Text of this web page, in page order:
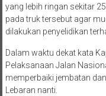
yang lebih ringan sekitar
pada truk tersebut agar
dilakukan penyelidikan
Dalam waktu dekat kata
Pelaksanaan Jalan
memperbaiki jembatan
Lebaran nanti.